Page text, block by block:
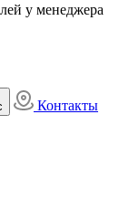
у менеджера
Контакты